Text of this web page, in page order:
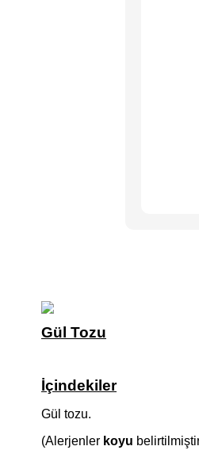
Gül Tozu
İçindekiler
Gül tozu.
(Alerjenler koyu